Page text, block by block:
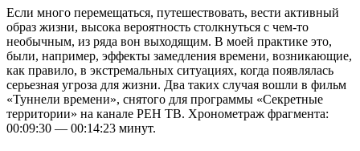
Если много перемещаться, путешествовать, вести активный
образ жизни, высока вероятность столкнуться с чем-то
необычным, из ряда вон выходящим. В моей практике это,
были, например, эффекты замедления времени, возникающие,
как правило, в экстремальных ситуациях, когда появлялась
серьезная угроза для жизни. Два таких случая вошли в фильм
«Туннели времени», снятого для программы «Секретные
территории» на канале РЕН ТВ. Хронометраж фрагмента:
00:09:30 — 00:14:23 минут.